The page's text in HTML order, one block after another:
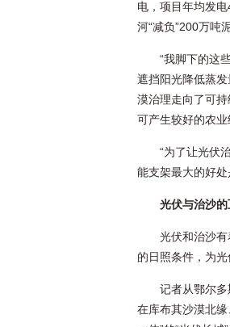
电，项目年均发
河“减负”200万吨
“我脚下的这
遮挡阳光降低蒸发
漠治理走向了可
可产生较好的农业
“为了让光伏
能支架最大的好处
光伏与治沙
光伏和治沙
的日照条件，为
记者从鄂尔
在库布其沙漠北缘